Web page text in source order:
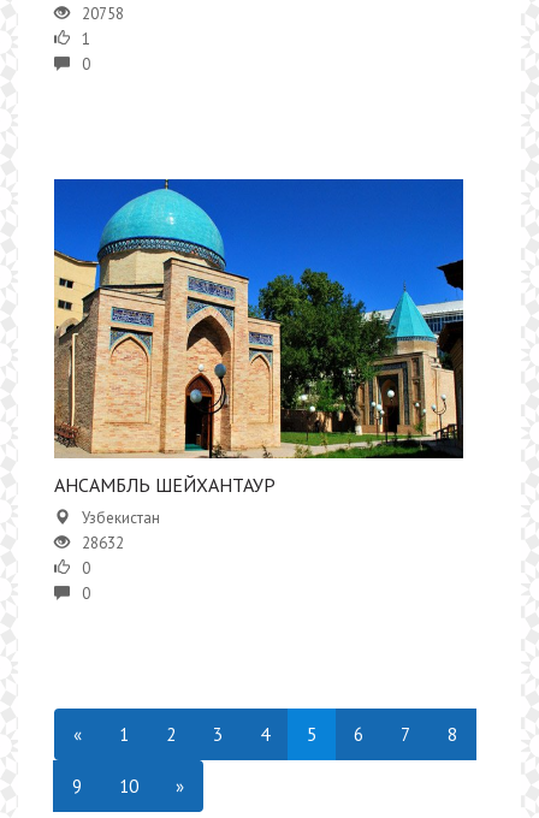
20758
1
0
АНСАМБЛЬ ШЕЙХАНТАУР
Узбекистан
28632
0
0
« 1 2 3 4 5 6 7 8
9 10 »